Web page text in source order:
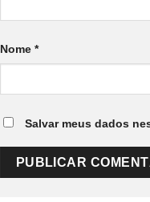
Nome *
Salvar meus dados